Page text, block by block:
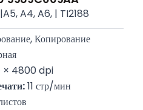
A4, A6, | TI2188
Копирование
× 4800 dpi
11 стр/мин